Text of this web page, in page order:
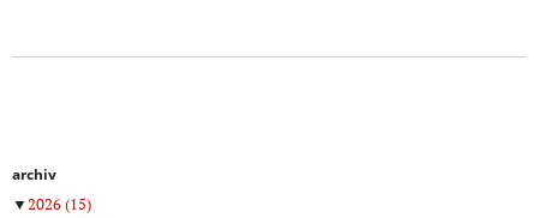
archiv
▼2026(15)